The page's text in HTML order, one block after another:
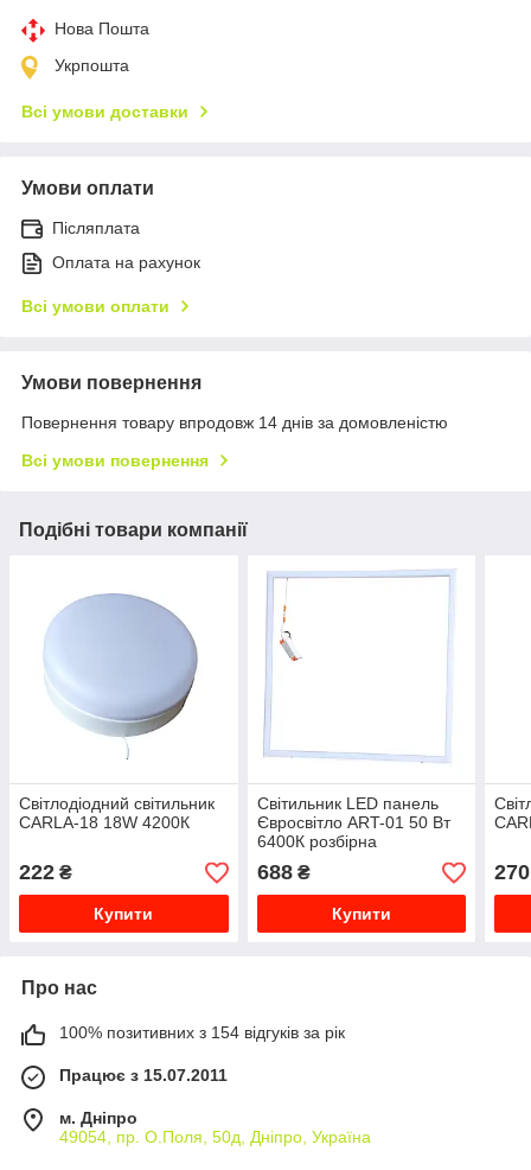
Нова Пошта
Укрпошта
Всі умови доставки
Умови оплати
Післяплата
Оплата на рахунок
Всі умови оплати
Умови повернення
Повернення товару впродовж 14 днів за домовленістю
Всі умови повернення
Подібні товари компанії
Світлодіодний світильник
CARLA-18 18W 4200К
222 ₴
Купити
Світильник LED панель
Євросвітло ART-01 50 Вт
6400К розбірна
688₴
Купити
270
Про нас
100% позитивних з 154 відгуків за рік
Працює з 15.07.2011
м. Дніпро
49054, пр. О.Поля, 50д, Дніпро, Україна